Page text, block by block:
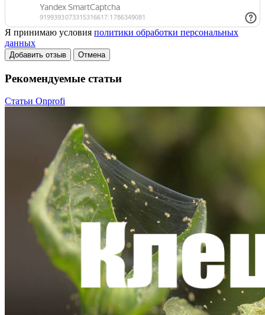
Я принимаю условия политики обработки персональных
данных
Добавить отзыв Отмена
Рекомендуемые статьи
Статьи Onprofi